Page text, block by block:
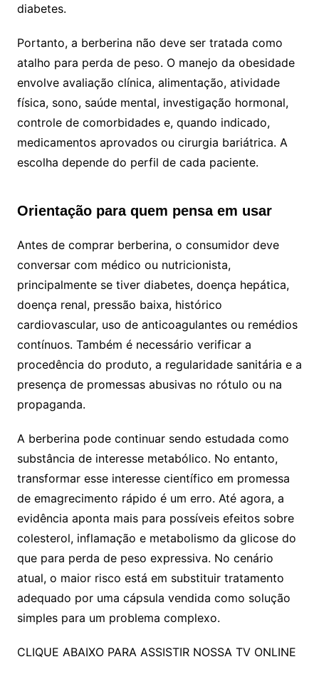
diabetes.
Portanto, a berberina não deve ser tratada como
atalho para perda de peso. O manejo da obesidade
envolve avaliação clínica, alimentação, atividade
física, sono, saúde mental, investigação hormonal,
controle de comorbidades e, quando indicado,
medicamentos aprovados ou cirurgia bariátrica. A
escolha depende do perfil de cada paciente.
Orientação para quem pensa em usar
Antes de comprar berberina, o consumidor deve
conversar com médico ou nutricionista,
principalmente se tiver diabetes, doença hepática,
doença renal, pressão baixa, histórico
cardiovascular, uso de anticoagulantes ou remédios
contínuos. Também é necessário verificar a
procedência do produto, a regularidade sanitária e a
presença de promessas abusivas no rótulo ou na
propaganda.
A berberina pode continuar sendo estudada como
substância de interesse metabólico. No entanto,
transformar esse interesse científico em promessa
de emagrecimento rápido é um erro. Até agora, a
evidência aponta mais para possíveis efeitos sobre
colesterol, inflamação e metabolismo da glicose do
que para perda de peso expressiva. No cenário
atual, o maior risco está em substituir tratamento
adequado por uma cápsula vendida como solução
simples para um problema complexo.
CLIQUE ABAIXO PARA ASSISTIR NOSSA TV ONLINE